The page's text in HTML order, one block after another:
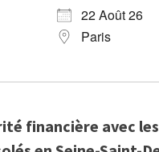
22 Août 26
Paris
financière avec